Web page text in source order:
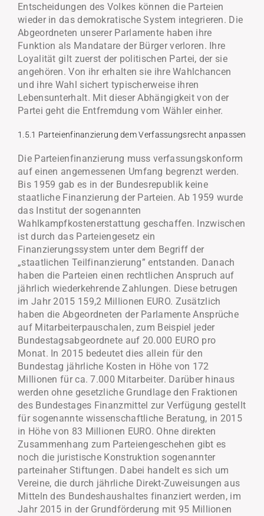
Entscheidungen des Volkes können die Parteien
wieder in das demokratische System integrieren. Die
Abgeordneten unserer Parlamente haben ihre
Funktion als Mandatare der Bürger verloren. Ihre
Loyalität gilt zuerst der politischen Partei, der sie
angehören. Von ihr erhalten sie ihre Wahlchancen
und ihre Wahl sichert typischerweise ihren
Lebensunterhalt. Mit dieser Abhängigkeit von der
Partei geht die Entfremdung vom Wähler einher.
1.5.1 Parteienfinanzierung dem Verfassungsrecht anpassen
Die Parteienfinanzierung muss verfassungskonform
auf einen angemessenen Umfang begrenzt werden.
Bis 1959 gab es in der Bundesrepublik keine
staatliche Finanzierung der Parteien. Ab 1959 wurde
das Institut der sogenannten
Wahlkampfkostenerstattung geschaffen. Inzwischen
ist durch das Parteiengesetz ein
Finanzierungssystem unter dem Begriff der
„staatlichen Teilfinanzierung” entstanden. Danach
haben die Parteien einen rechtlichen Anspruch auf
jährlich wiederkehrende Zahlungen. Diese betrugen
im Jahr 2015 159,2 Millionen EURO. Zusätzlich
haben die Abgeordneten der Parlamente Ansprüche
auf Mitarbeiterpauschalen, zum Beispiel jeder
Bundestagsabgeordnete auf 20.000 EURO pro
Monat. In 2015 bedeutet dies allein für den
Bundestag jährliche Kosten in Höhe von 172
Millionen für ca. 7.000 Mitarbeiter. Darüber hinaus
werden ohne gesetzliche Grundlage den Fraktionen
des Bundestages Finanzmittel zur Verfügung gestellt
für sogenannte wissenschaftliche Beratung, in 2015
in Höhe von 83 Millionen EURO. Ohne direkten
Zusammenhang zum Parteiengeschehen gibt es
noch die juristische Konstruktion sogenannter
parteinaher Stiftungen. Dabei handelt es sich um
Vereine, die durch jährliche Direkt-Zuweisungen aus
Mitteln des Bundeshaushaltes finanziert werden, im
Jahr 2015 in der Grundförderung mit 95 Millionen